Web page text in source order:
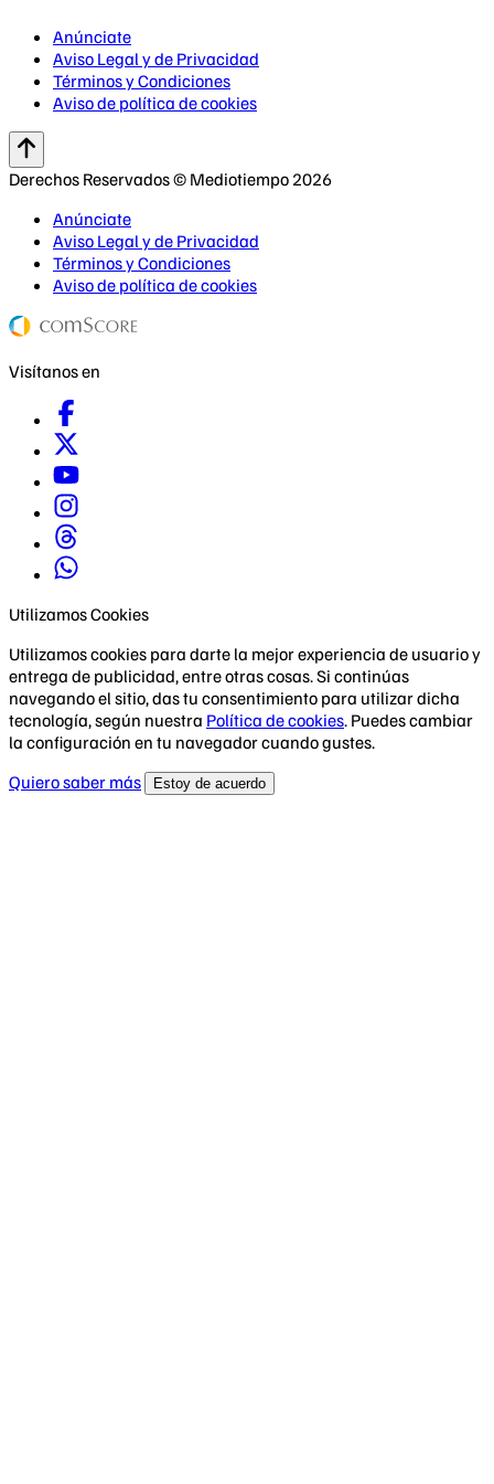
Anúnciate
Aviso Legal y de Privacidad
Términos y Condiciones
Aviso de política de cookies
Derechos Reservados © Mediotiempo 2026
Anúnciate
Aviso Legal y de Privacidad
Términos y Condiciones
Aviso de política de cookies
Visítanos en
Utilizamos Cookies
Utilizamos cookies para darte la mejor experiencia de usuario y
entrega de publicidad, entre otras cosas. Si continúas
navegando el sitio, das tu consentimiento para utilizar dicha
tecnología, según nuestra Política de cookies. Puedes cambiar
la configuración en tu navegador cuando gustes.
Quiero saber más
Estoy de acuerdo